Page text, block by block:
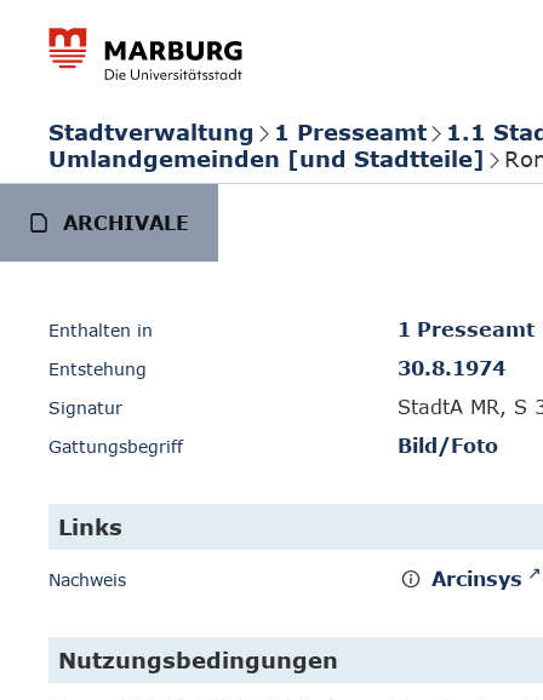
Stadtverwaltung 1 Presseamt
1.1
Umlandgemeinden [und Stadtteile]
ARCHIVALE
Enthalten in 1 Presseamt
Entstehung 30.8.1974
Signatur StadtA MR, S
Gattungsbegriff Bild/Foto
Links
Nachweis Arcinsys
Nutzungsbedingungen